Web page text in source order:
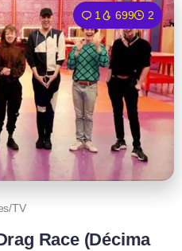
1 699 2
TV
Race (Décima